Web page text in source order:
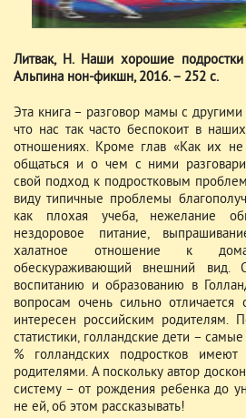
Литвак, Н. Наши хорошие
Альпина нон-фикшн, 2016. – 252 с.
Эта книга – разговор мамы с
что нас так часто беспокоит в
отношениях. Кроме глав «Как их
общаться и о чем с ними
свой подход к подростковым
виду типичные проблемы
как плохая учеба, нежелание
нездоровое питание,
халатное отношение к
обескураживающий внешний вид.
воспитанию и образованию в
вопросам очень сильно отличается
интересен российским родителям.
статистики, голландские дети –
% голландских подростков
родителями. А поскольку автор
систему – от рождения ребенка до
не ей, об этом рассказывать!